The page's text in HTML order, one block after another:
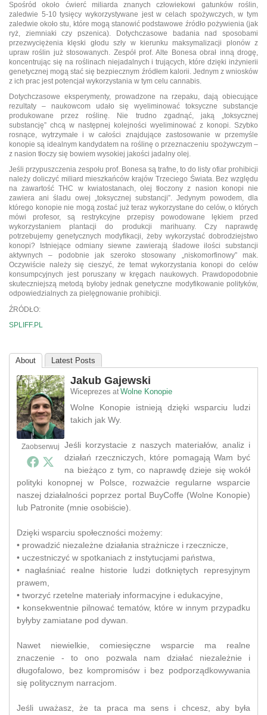
Spośród około ćwierć miliarda znanych człowiekowi gatunków roślin,
zaledwie 5-10 tysięcy wykorzystywane jest w celach spożywczych, w tym
zaledwie około stu, które mogą stanowić podstawowe źródło pożywienia (jak
ryż, ziemniaki czy pszenica). Dotychczasowe badania nad sposobami
przezwyciężenia klęski głodu szły w kierunku maksymalizacji plonów z
upraw roślin już stosowanych. Zespół prof. Alte Bonesa obrał inną drogę,
koncentrując się na roślinach niejadalnych i trujących, które dzięki inżynierii
genetycznej mogą stać się bezpiecznym źródłem kalorii. Jednym z wniosków
z ich prac jest potencjał wykorzystania w tym celu cannabis.
Dotychczasowe eksperymenty, prowadzone na rzepaku, dają obiecujące
rezultaty – naukowcom udało się wyeliminować toksyczne substancje
produkowane przez roślinę. Nie trudno zgadnąć, jaką „toksycznej
substancję” chcą w następnej kolejności wyeliminować z konopi. Szybko
rosnące, wytrzymałe i w całości znajdujące zastosowanie w przemyśle
konopie są idealnym kandydatem na roślinę o przeznaczeniu spożywczym –
z nasion tłoczy się bowiem wysokiej jakości jadalny olej.
Jeśli przypuszczenia zespołu prof. Bonesa są trafne, to do listy ofiar prohibicji
należy doliczyć miliard mieszkańców krajów Trzeciego Świata. Bez względu
na zawartość THC w kwiatostanach, olej tłoczony z nasion konopi nie
zawiera ani śladu owej „toksycznej substancji”. Jedynym powodem, dla
którego konopie nie mogą zostać już teraz wykorzystane do celów, o których
mówi profesor, są restrykcyjne przepisy powodowane lękiem przed
wykorzystaniem plantacji do produkcji marihuany. Czy naprawdę
potrzebujemy genetycznych modyfikacji, żeby wykorzystać dobrodziejstwo
konopi? Istniejące odmiany siewne zawierają śladowe ilości substancji
aktywnych – podobnie jak szeroko stosowany „niskomorfinowy” mak.
Oczywiście należy się cieszyć, że temat wykorzystania konopi do celów
konsumpcyjnych jest poruszany w kręgach naukowych. Prawdopodobnie
skuteczniejszą metodą byłoby jednak genetyczne modyfikowanie polityków,
odpowiedzialnych za pielęgnowanie prohibicji.
ŹRÓDŁO:
SPLIFF.PL
About Latest Posts
Zaobserwuj
Jakub Gajewski
Wiceprezes atWolne Konopie
Wolne Konopie istnieją dzięki wsparciu ludzi
takich jak Wy.
Jeśli korzystacie z naszych materiałów, analiz i
działań rzeczniczych, które pomagają Wam być
na bieżąco z tym, co naprawdę dzieje się wokół
polityki konopnej w Polsce, rozważcie regularne wsparcie
naszej działalności poprzez portal BuyCoffe (Wolne Konopie)
lub Patronite (mnie osobiście).
Dzięki wsparciu społeczności możemy:
• prowadzić niezależne działania strażnicze i rzecznicze,
• uczestniczyć w spotkaniach z instytucjami państwa,
• nagłaśniać realne historie ludzi dotkniętych represyjnym
prawem,
• tworzyć rzetelne materiały informacyjne i edukacyjne,
• konsekwentnie pilnować tematów, które w innym przypadku
byłyby zamiatane pod dywan.
Nawet niewielkie, comiesięczne wsparcie ma realne
znaczenie - to ono pozwala nam działać niezależnie i
długofalowo, bez kompromisów i bez podporządkowywania
się politycznym narracjom.
Jeśli uważasz, że ta praca ma sens i chcesz, aby była